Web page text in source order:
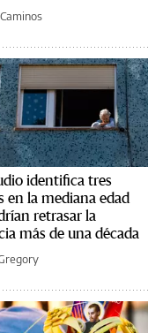
identifica tres
en la mediana edad
retrasar la
más de una década